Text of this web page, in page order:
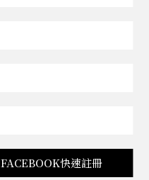
FACEBOOK快速註冊